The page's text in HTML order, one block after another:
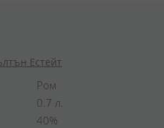
Естейт
Ром
0.7 л.
40%